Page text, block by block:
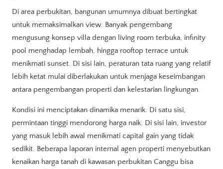
Di area perbukitan, bangunan umumnya dibuat bertingkat
untuk memaksimalkan view. Banyak pengembang
mengusung konsep villa dengan living room terbuka, infinity
pool menghadap lembah, hingga rooftop terrace untuk
menikmati sunset. Di sisi lain, peraturan tata ruang yang relatif
lebih ketat mulai diberlakukan untuk menjaga keseimbangan
antara pengembangan properti dan kelestarian lingkungan.
Kondisi ini menciptakan dinamika menarik. Di satu sisi,
permintaan tinggi mendorong harga naik. Di sisi lain, investor
yang masuk lebih awal menikmati capital gain yang tidak
sedikit. Beberapa laporan internal agen properti menyebutkan
kenaikan harga tanah di kawasan perbukitan Canggu bisa